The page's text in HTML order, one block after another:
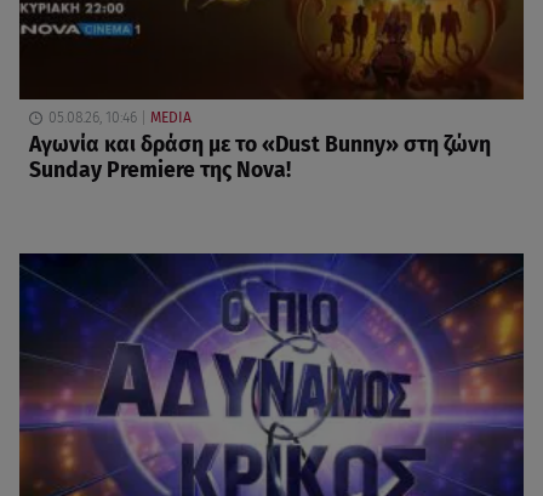
05.08.26, 10:46 MEDIA
Αγωνία και δράση με το «Dust Bunny» στη ζώνη
Sunday Premiere της Nova!